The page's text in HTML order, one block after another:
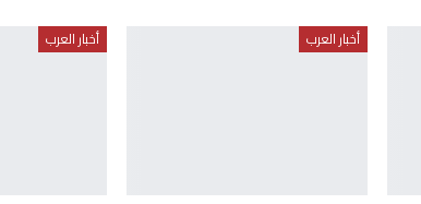
أخبار العرب أخبار العرب